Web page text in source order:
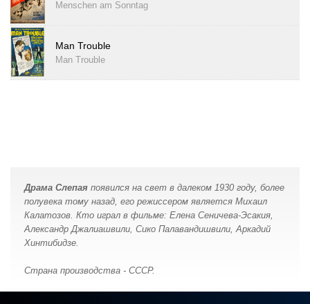
Menschen am Sonntag
Man Trouble
Man Trouble
Драма Слепая появился на свет в далеком 1930 году, более
полувека тому назад, его режиссером является Михаил
Калатозов. Кто играл в фильме: Елена Сеничева-Эсакия,
Александр Джалиашвили, Сико Палавандишвили, Аркадий
Хинтибидзе.
Страна производства - СССР.